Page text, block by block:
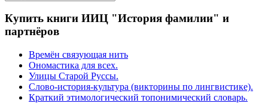
Купить книги ИИЦ "История фамилии" и
партнёров
Времён связующая нить
Ономастика для всех.
Улицы Старой Руссы.
Слово-история-культура (викторины по лингвистике).
Краткий этимологический топонимический словарь.